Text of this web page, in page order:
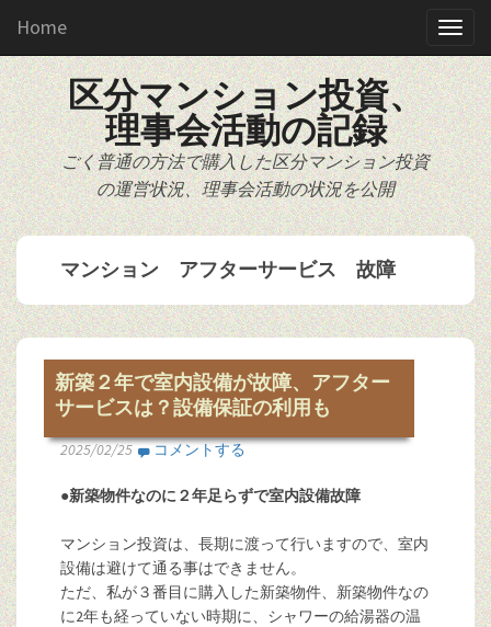
Home
区分マンション投資、
理事会活動の記録
ごく普通の方法で購入した区分マンション投資
の運営状況、理事会活動の状況を公開
マンション アフターサービス 故障
新築２年で室内設備が故障、アフター
サービスは？設備保証の利用も
2025/02/25 コメントする
●新築物件なのに２年足らずで室内設備故障
マンション投資は、長期に渡って行いますので、室内
設備は避けて通る事はできません。
ただ、私が３番目に購入した新築物件、新築物件なの
に2年も経っていない時期に、シャワーの給湯器の温